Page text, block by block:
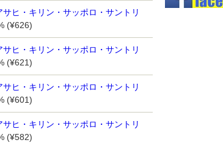
ヒ・キリン・サッポロ・サントリ
(¥626)
ヒ・キリン・サッポロ・サントリ
(¥621)
ヒ・キリン・サッポロ・サントリ
(¥601)
ヒ・キリン・サッポロ・サントリ
(¥582)